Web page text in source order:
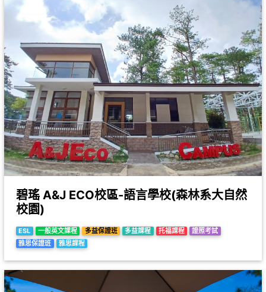
碧瑤 A&J ECO校區-語言學校(森林系大自然
校園)
ESL 一般英文課程 多益保證班 多益課程 托福課程
證照考試
雅思保證班
雅思課程